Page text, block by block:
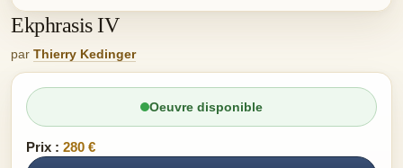
Ekphrasis IV
par Thierry Kedinger
Oeuvre disponible
Prix : 280 €